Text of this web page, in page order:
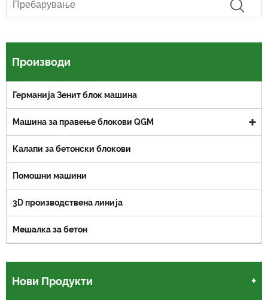
Производи
Германија Зенит блок машина
Машина за правење блокови QGM
Калапи за бетонски блокови
Помошни машини
3D производствена линија
Мешалка за бетон
Нови Продукти